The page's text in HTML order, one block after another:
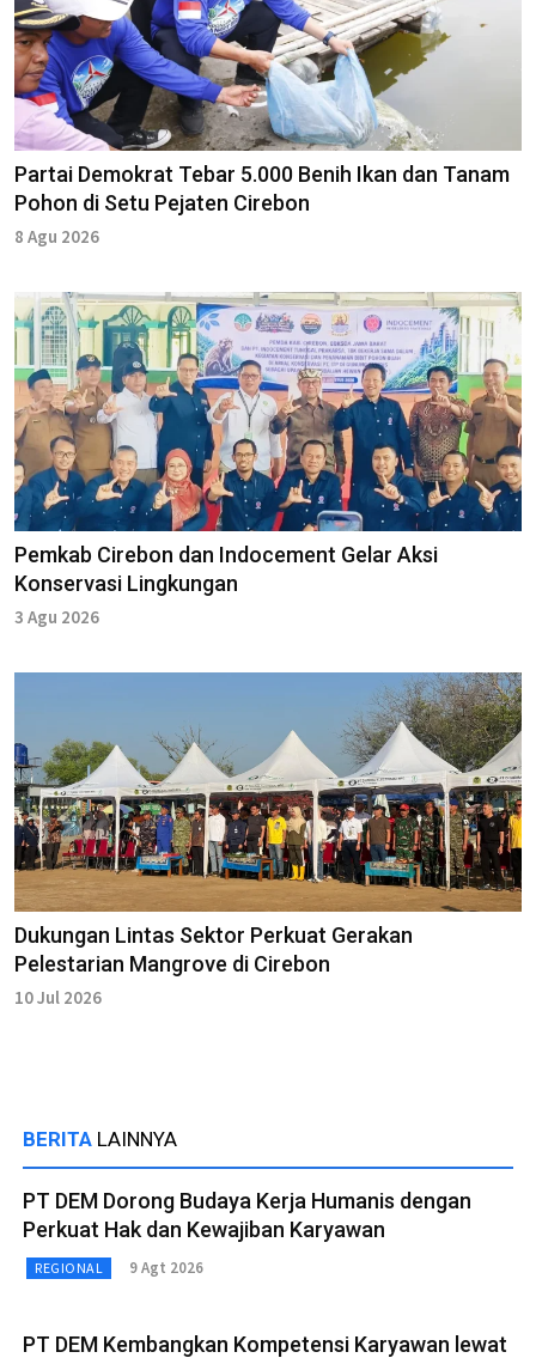
Partai Demokrat Tebar 5.000 Benih Ikan dan Tanam
Pohon di Setu Pejaten Cirebon
8 Agu 2026
Pemkab Cirebon dan Indocement Gelar Aksi
Konservasi Lingkungan
3 Agu 2026
Dukungan Lintas Sektor Perkuat Gerakan
Pelestarian Mangrove di Cirebon
10 Jul 2026
BERITA LAINNYA
PT DEM Dorong Budaya Kerja Humanis dengan
Perkuat Hak dan Kewajiban Karyawan
REGIONAL 9 Agt 2026
PT DEM Kembangkan Kompetensi Karyawan lewat